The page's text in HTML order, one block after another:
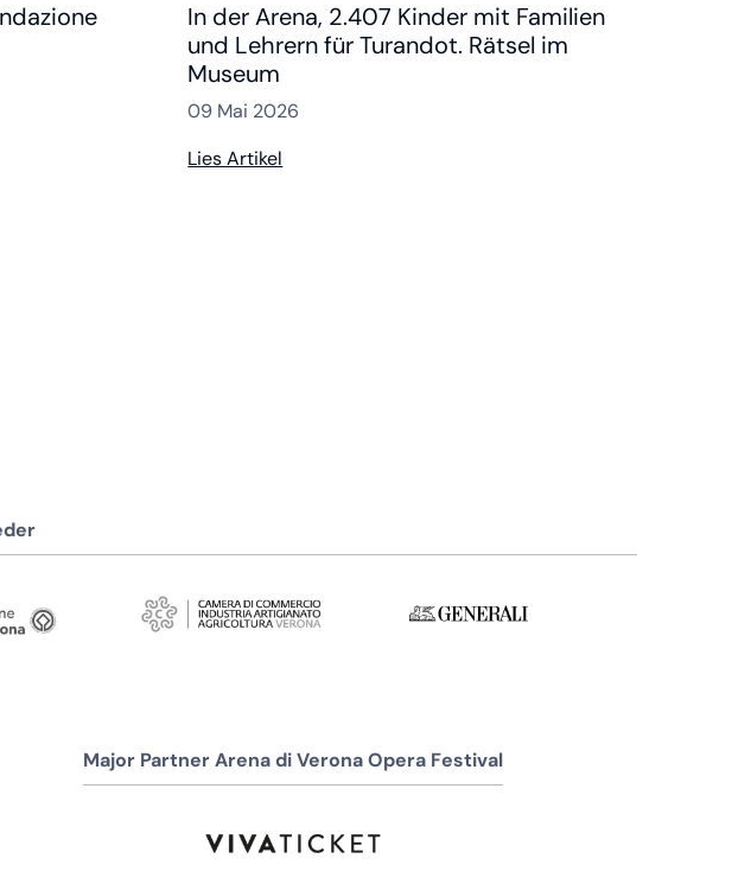
In der Arena, 2.407 Kinder mit Familien
und Lehrern für Turandot. Rätsel im
Museum
09 Mai 2026
Lies Artikel
Major Partner Arena di Verona Opera Festival